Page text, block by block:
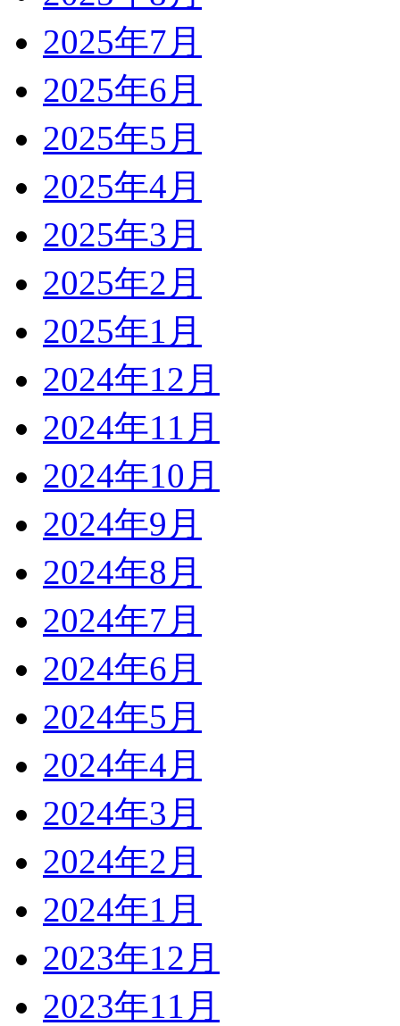
2025年7月
2025年6月
2025年5月
2025年4月
2025年3月
2025年2月
2025年1月
2024年12月
2024年11月
2024年10月
2024年9月
2024年8月
2024年7月
2024年6月
2024年5月
2024年4月
2024年3月
2024年2月
2024年1月
2023年12月
2023年11月